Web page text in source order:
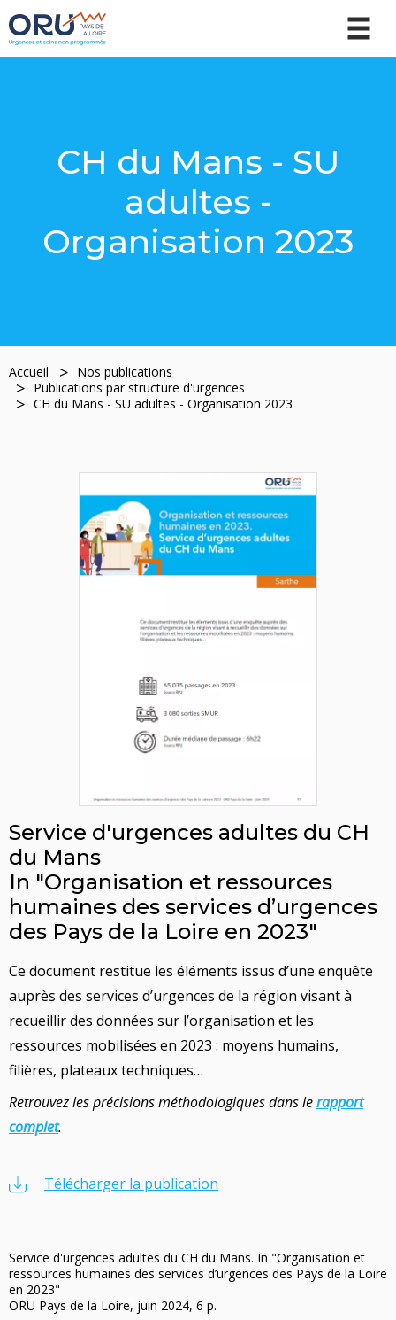
CH du Mans - SU
adultes -
Organisation 2023
Accueil
Nos publications
Publications par structure d'urgences
CH du Mans - SU adultes - Organisation 2023
Service d'urgences adultes du CH
du Mans
In "Organisation et ressources
humaines des services d’urgences
des Pays de la Loire en 2023"
Ce document restitue les éléments issus d’une enquête
auprès des services d’urgences de la région visant à
recueillir des données sur l’organisation et les
ressources mobilisées en 2023 : moyens humains,
filières, plateaux techniques…
Retrouvez les précisions méthodologiques dans lerapport
complet.
Télécharger la publication
Service d'urgences adultes du CH du Mans. In "Organisation et
ressources humaines des services d’urgences des Pays de la Loire
en 2023"
ORU Pays de la Loire, juin 2024, 6 p.